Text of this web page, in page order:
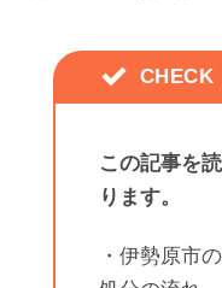
この記事を
ります。
・伊勢原市